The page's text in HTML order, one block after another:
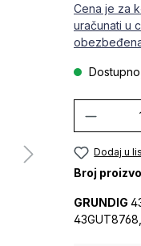
Cena je za
uračunati u
Dodaj u
Broj
GRUNDIG